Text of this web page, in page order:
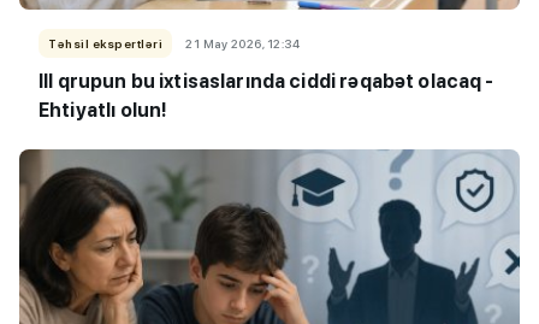
Təhsil ekspertləri 21 May 2026, 12:34
III qrupun bu ixtisaslarında ciddi rəqabət olacaq -
Ehtiyatlı olun!